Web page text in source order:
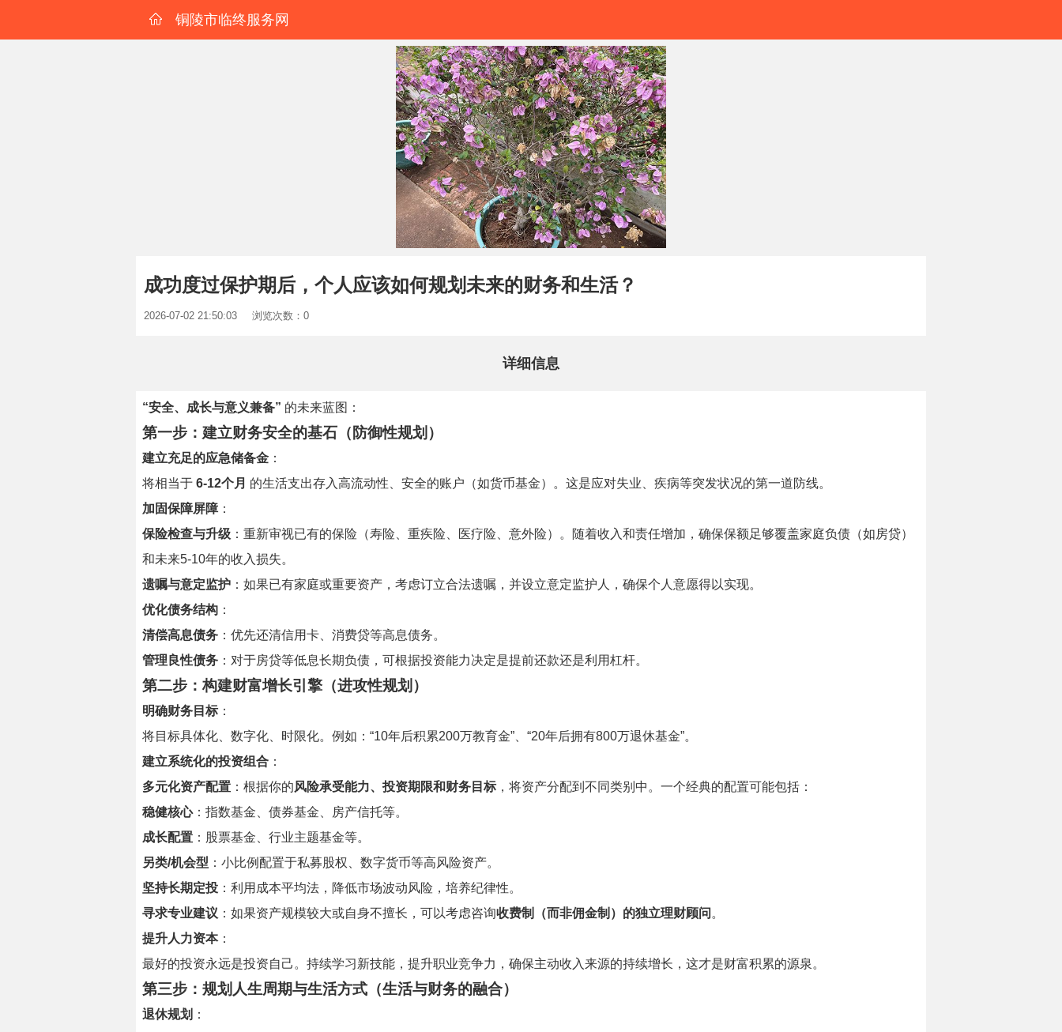
铜陵市临终服务网
成功度过保护期后，个人应该如何规划未来的财务和生活？
2026-07-02 21:50:03 浏览次数：0
详细信息
“安全、成长与意义兼备” 的未来蓝图：
第一步：建立财务安全的基石（防御性规划）
建立充足的应急储备金 ：
将相当于 6-12个月 的生活支出存入高流动性、安全的账户（如货币基金）。这是应对失业、疾病等突发状况的第一道防线。
加固保障屏障 ：
保险检查与升级 ：重新审视已有的保险（寿险、重疾险、医疗险、意外险）。随着收入和责任增加，确保保额足够覆盖家庭负债（如房贷）
和未来5-10年的收入损失。
遗嘱与意定监护 ：如果已有家庭或重要资产，考虑订立合法遗嘱，并设立意定监护人，确保个人意愿得以实现。
优化债务结构 ：
清偿高息债务 ：优先还清信用卡、消费贷等高息债务。
管理良性债务 ：对于房贷等低息长期负债，可根据投资能力决定是提前还款还是利用杠杆。
第二步：构建财富增长引擎（进攻性规划）
明确财务目标：
将目标具体化、数字化、时限化。例如：“10年后积累200万教育金”、“20年后拥有800万退休基金”。
建立系统化的投资组合 ：
多元化资产配置 ：根据你的风险承受能力、投资期限和财务目标，将资产分配到不同类别中。一个经典的配置可能包括：
稳健核心：指数基金、债券基金、房产信托等。
成长配置 ：股票基金、行业主题基金等。
另类/机会型 ：小比例配置于私募股权、数字货币等高风险资产。
坚持长期定投 ：利用成本平均法，降低市场波动风险，培养纪律性。
寻求专业建议 ：如果资产规模较大或自身不擅长，可以考虑咨询收费制（而非佣金制）的独立理财顾问 。
提升人力资本：
最好的投资永远是投资自己。持续学习新技能，提升职业竞争力，确保主动收入来源的持续增长，这才是财富积累的源泉。
第三步：规划人生周期与生活方式（生活与财务的融合）
退休规划 ：